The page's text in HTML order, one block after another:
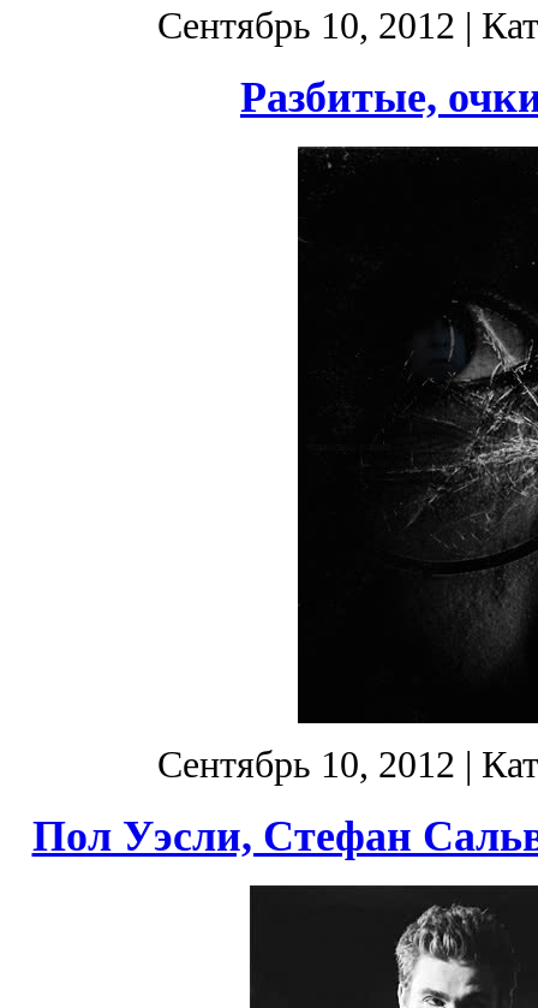
Сентябрь 10, 2012 |
Разбитые,
Сентябрь 10, 2012 |
Пол Уэсли, Стефан